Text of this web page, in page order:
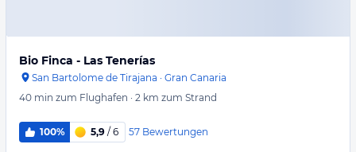
Bio Finca - Las Tenerías
San Bartolome de Tirajana · Gran Canaria
40 min zum Flughafen · 2 km zum Strand
100% 5,9 / 6 57 Bewertungen